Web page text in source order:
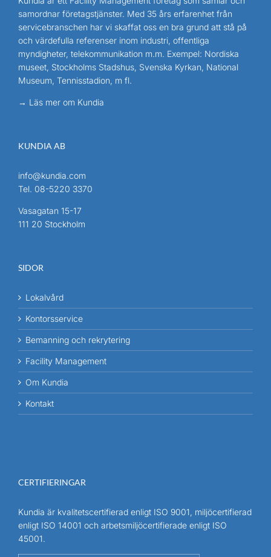
samordnar företagstjänster. Med 35 års erfarenhet från
servicebranschen har vi skaffat oss en bra grund att stå på
och värdefulla referenser inom industri, offentliga
myndigheter, telekommunikation m.m. Exempel: Nordiska
museet, Stockholms Stadshus, Svenska Kyrkan, National
Museum, Tennisstadion, m fl.
→ Läs mer om Kundia
KUNDIA AB
info@kundia.com
Tel. 08-5220 3370
Vasagatan 15-17
111 20 Stockholm
SIDOR
Lokalvård
Kontorsservice
Bemanning och rekrytering
Facility Management
Om Kundia
Kontakt
CERTIFIERINGAR
Kundia är kvalitetscertifierad enligt ISO 9001, miljöcertifierad
enligt ISO 14001 och arbetsmiljöcertifierade enligt ISO
45001.